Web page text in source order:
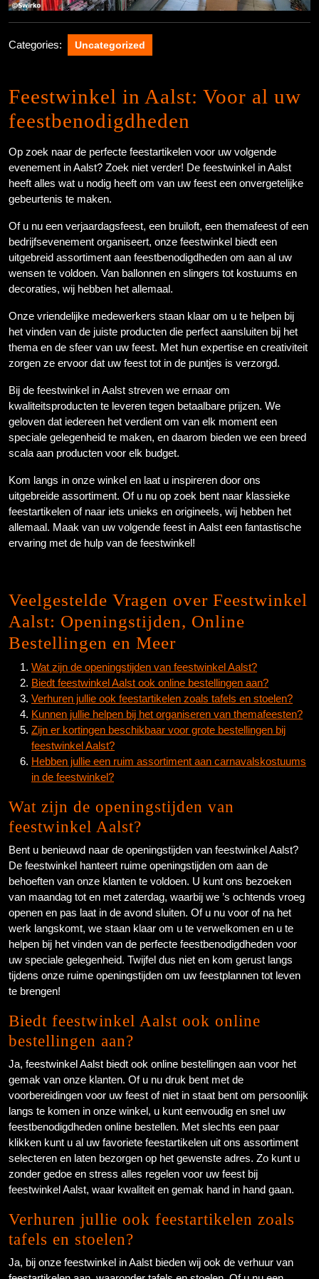
Categories: Uncategorized
Feestwinkel in Aalst: Voor al uw
feestbenodigdheden
Op zoek naar de perfecte feestartikelen voor uw volgende
evenement in Aalst? Zoek niet verder! De feestwinkel in Aalst
heeft alles wat u nodig heeft om van uw feest een onvergetelijke
gebeurtenis te maken.
Of u nu een verjaardagsfeest, een bruiloft, een themafeest of een
bedrijfsevenement organiseert, onze feestwinkel biedt een
uitgebreid assortiment aan feestbenodigdheden om aan al uw
wensen te voldoen. Van ballonnen en slingers tot kostuums en
decoraties, wij hebben het allemaal.
Onze vriendelijke medewerkers staan klaar om u te helpen bij
het vinden van de juiste producten die perfect aansluiten bij het
thema en de sfeer van uw feest. Met hun expertise en creativiteit
zorgen ze ervoor dat uw feest tot in de puntjes is verzorgd.
Bij de feestwinkel in Aalst streven we ernaar om
kwaliteitsproducten te leveren tegen betaalbare prijzen. We
geloven dat iedereen het verdient om van elk moment een
speciale gelegenheid te maken, en daarom bieden we een breed
scala aan producten voor elk budget.
Kom langs in onze winkel en laat u inspireren door ons
uitgebreide assortiment. Of u nu op zoek bent naar klassieke
feestartikelen of naar iets unieks en origineels, wij hebben het
allemaal. Maak van uw volgende feest in Aalst een fantastische
ervaring met de hulp van de feestwinkel!
Veelgestelde Vragen over Feestwinkel
Aalst: Openingstijden, Online
Bestellingen en Meer
Wat zijn de openingstijden van feestwinkel Aalst?
Biedt feestwinkel Aalst ook online bestellingen aan?
Verhuren jullie ook feestartikelen zoals tafels en stoelen?
Kunnen jullie helpen bij het organiseren van themafeesten?
Zijn er kortingen beschikbaar voor grote bestellingen bij
feestwinkel Aalst?
Hebben jullie een ruim assortiment aan carnavalskostuums
in de feestwinkel?
Wat zijn de openingstijden van
feestwinkel Aalst?
Bent u benieuwd naar de openingstijden van feestwinkel Aalst?
De feestwinkel hanteert ruime openingstijden om aan de
behoeften van onze klanten te voldoen. U kunt ons bezoeken
van maandag tot en met zaterdag, waarbij we ’s ochtends vroeg
openen en pas laat in de avond sluiten. Of u nu voor of na het
werk langskomt, we staan klaar om u te verwelkomen en u te
helpen bij het vinden van de perfecte feestbenodigdheden voor
uw speciale gelegenheid. Twijfel dus niet en kom gerust langs
tijdens onze ruime openingstijden om uw feestplannen tot leven
te brengen!
Biedt feestwinkel Aalst ook online
bestellingen aan?
Ja, feestwinkel Aalst biedt ook online bestellingen aan voor het
gemak van onze klanten. Of u nu druk bent met de
voorbereidingen voor uw feest of niet in staat bent om persoonlijk
langs te komen in onze winkel, u kunt eenvoudig en snel uw
feestbenodigdheden online bestellen. Met slechts een paar
klikken kunt u al uw favoriete feestartikelen uit ons assortiment
selecteren en laten bezorgen op het gewenste adres. Zo kunt u
zonder gedoe en stress alles regelen voor uw feest bij
feestwinkel Aalst, waar kwaliteit en gemak hand in hand gaan.
Verhuren jullie ook feestartikelen zoals
tafels en stoelen?
Ja, bij onze feestwinkel in Aalst bieden wij ook de verhuur van